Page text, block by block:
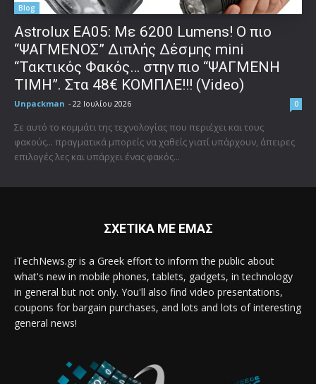
Blog
Astrolux ΕΑ05: Με 6200 Lumens! Ο πιο
“ΨΑΓΜΕΝΟΣ” Διπλής Δέσμης mini
“Τακτικός Φακός… στην πιο “ΨΑΓΜΕΝΗ
ΤΙΜΗ”. Στα 48€ ΚΟΜΠΛΕ!!! (Video)
Unpackman - 22 Ιουλίου 2026 0
Σε αυτό το κομμάτι της τεχνολογίας που περιέχει και τους
φακούς... πραγματικά μπορείς να χαθείς γιατί υπάρχουν, άπειρες
επιλογές λες και υπάρχει ένας φακός...
ΣΧΕΤΙΚΑ ΜΕ ΕΜΑΣ
iTechNews.gr is a Greek effort to inform the public about
what's new in mobile phones, tablets, gadgets, in technology
in general but not only. You'll also find video presentations,
coupons for bargain purchases, and lots and lots of interesting
general news!